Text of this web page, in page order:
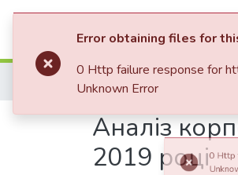
Communities &
Home
Аналіз
2019 році
Error
0 Http